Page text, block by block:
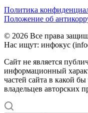
Политика
Положение об
© 2026 Все права
Нас ищут: инфокус
Сайт не является
информационный
частей сайта в какой
владельцев авторских